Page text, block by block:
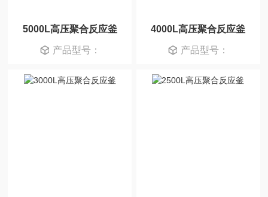
5000L高压聚合反应釜
产品型号：
4000L高压聚合反应釜
产品型号：